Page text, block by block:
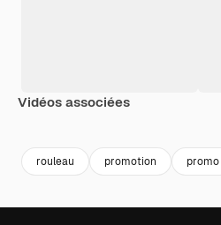
Vidéos associées
rouleau promotion promo